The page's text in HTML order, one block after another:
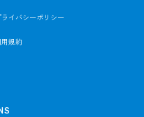
ライバシーポリシー
規約